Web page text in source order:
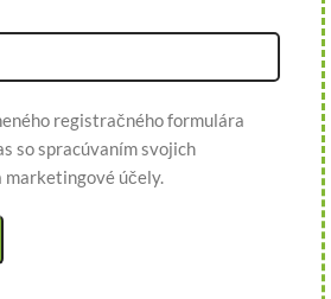
registračného formulára
so spracúvaním svojich
marketingové účely.